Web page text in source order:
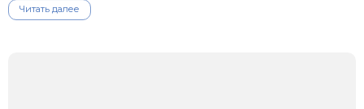
Читать далее